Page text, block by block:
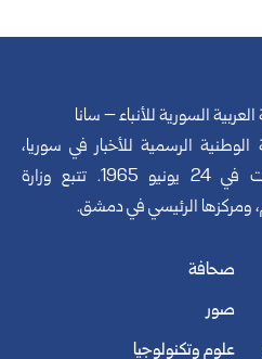
العربية السورية للأنباء – سانا
الوطنية الرسمية للأخبار في سوريا،
تأسست في 24 يونيو 1965. تتبع وزارة
ومركزها الرئيسي في دمشق.
صحافة
صور
علوم وتكنولوجيا